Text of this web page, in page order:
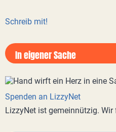
Schreib mit!
In eigener Sache
Spenden an LizzyNet
LizzyNet ist gemeinnützig. Wir